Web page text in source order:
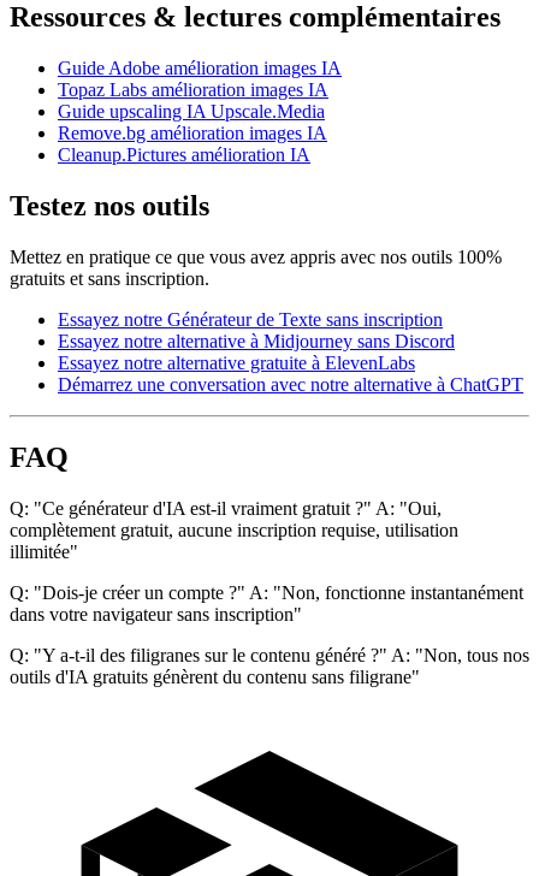
Ressources & lectures complémentaires
Guide Adobe amélioration images IA
Topaz Labs amélioration images IA
Guide upscaling IA Upscale.Media
Remove.bg amélioration images IA
Cleanup.Pictures amélioration IA
Testez nos outils
Mettez en pratique ce que vous avez appris avec nos outils 100%
gratuits et sans inscription.
Essayez notre Générateur de Texte sans inscription
Essayez notre alternative à Midjourney sans Discord
Essayez notre alternative gratuite à ElevenLabs
Démarrez une conversation avec notre alternative à ChatGPT
FAQ
Q: "Ce générateur d'IA est-il vraiment gratuit ?" A: "Oui,
complètement gratuit, aucune inscription requise, utilisation
illimitée"
Q: "Dois-je créer un compte ?" A: "Non, fonctionne instantanément
dans votre navigateur sans inscription"
Q: "Y a-t-il des filigranes sur le contenu généré ?" A: "Non, tous nos
outils d'IA gratuits génèrent du contenu sans filigrane"